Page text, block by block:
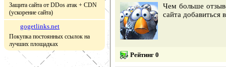
Защита сайта от DDos атак + CDN
(ускорение сайта)
gogetlinks.net
Покупка постоянных ссылок на
лучших площадках
Чем больше
сайта добавиться
Рейтинг 0